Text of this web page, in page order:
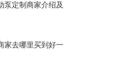
泵定制商家介绍及
家去哪里买到好一